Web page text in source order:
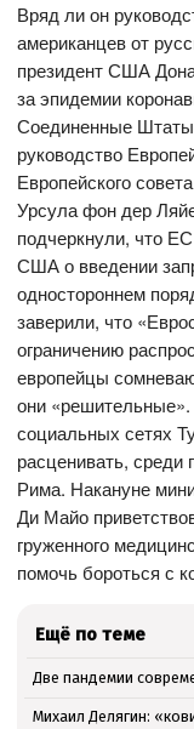
Вряд ли он
американцев от
президент США
за эпидемии
Соединенные
руководство
Европейского
Урсула фон дер
подчеркнули, что
США о введении
одностороннем
заверили, что
ограничению
европейцы
они
социальных сетях
расценивать, среди
Рима. Накануне
Ди Майо
груженного
помочь бороться с
Ещё по теме
Две пандемии
Михаил Делягин: